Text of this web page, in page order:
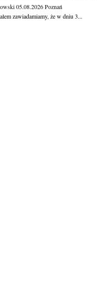
05.08.2026Poznań
zawiadamiamy, że w dniu 3...